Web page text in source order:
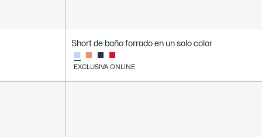
Short de baño forrado en un solo color
EXCLUSIVA ONLINE